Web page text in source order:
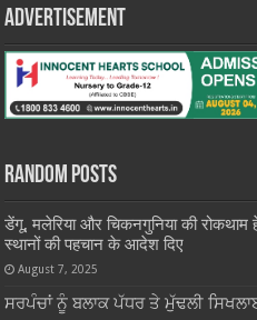
Advertisement
Random Posts
डेंगू, मलेरिया और चिकनगुनिया की रोकथाम
स्थानों की पहचान के आदेश दिए
August 7, 2025
ਸਰਪੰਚਾਂ ਨੂੰ ਬਲਾਕ ਪੱਧਰ ਤੇ ਮੁੱਢਲੀ